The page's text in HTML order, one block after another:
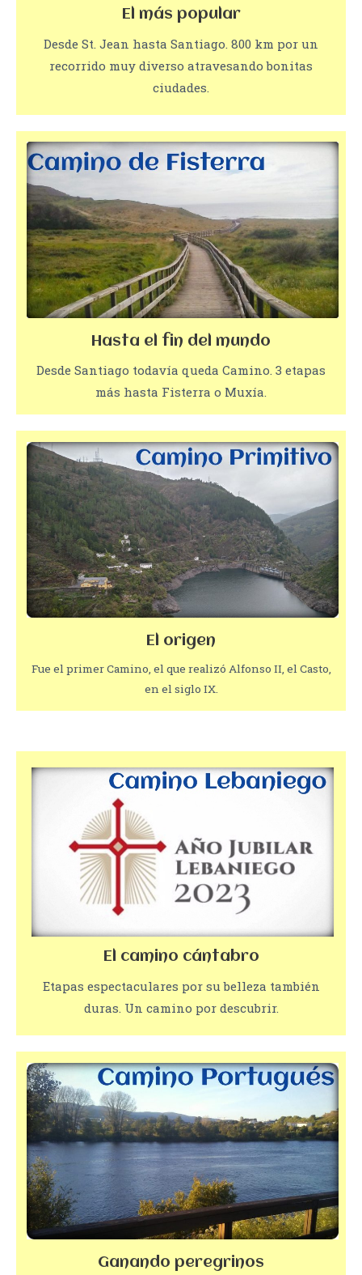
El más popular
Desde St. Jean hasta Santiago. 800 km por un
recorrido muy diverso atravesando bonitas
ciudades.
Hasta el fin del mundo
Desde Santiago todavía queda Camino. 3 etapas
más hasta Fisterra o Muxía.
El origen
Fue el primer Camino, el que realizó Alfonso II, el Casto,
en el siglo IX.
El camino cántabro
Etapas espectaculares por su belleza también
duras. Un camino por descubrir.
Ganando peregrinos